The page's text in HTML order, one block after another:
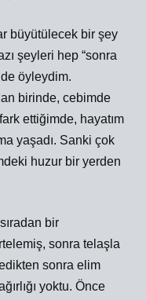
büyütülecek bir şey
şeyleri hep “sonra
öyleydim.
birinde, cebimde
ettiğimde, hayatım
yaşadı. Sanki çok
huzur bir yerden
bir
sonra telaşla
sonra elim
yoktu. Önce